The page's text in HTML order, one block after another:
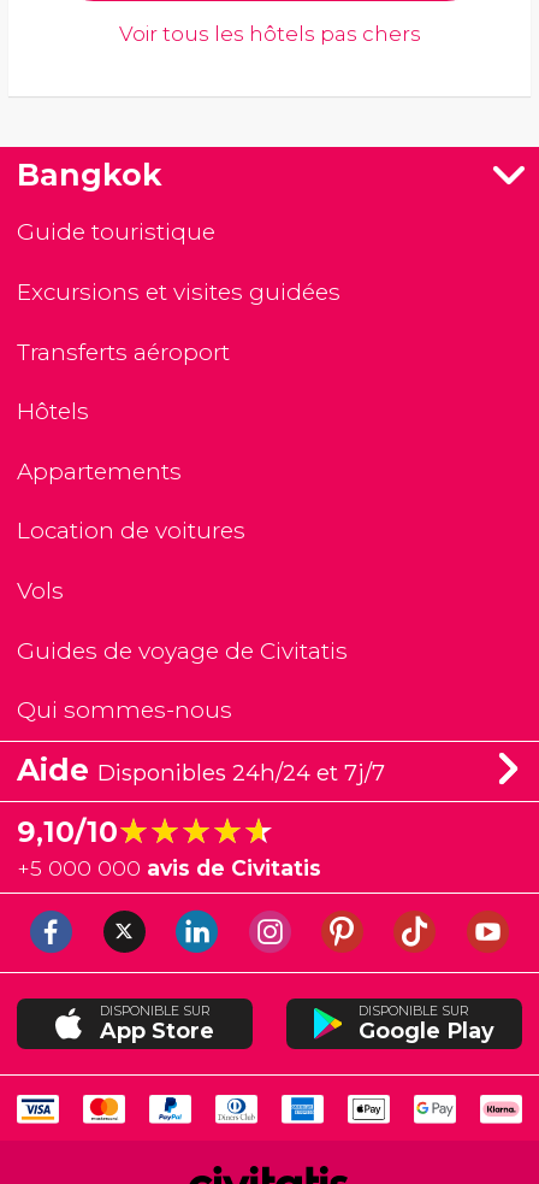
Voir tous les hôtels pas chers
Bangkok
Guide touristique
Excursions et visites guidées
Transferts aéroport
Hôtels
Appartements
Location de voitures
Vols
Guides de voyage de Civitatis
Qui sommes-nous
Aide Disponibles 24h/24 et 7j/7
9,10/10★★★★★
★★★★★
+5 000 000 avis de Civitatis
DISPONIBLE SUR
App Store
DISPONIBLE SUR
Google Play